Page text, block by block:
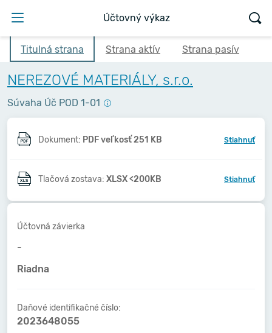
Účtovný výkaz
Titulná strana Strana aktív Strana pasív
NEREZOVÉ MATERIÁLY, s.r.o.
Súvaha Úč POD 1-01
Dokument: PDF veľkosť 251 KB Stiahnuť
Tlačová zostava: XLSX <200KB Stiahnuť
Účtovná závierka
-
Riadna
Daňové identifikačné číslo:
2023648055